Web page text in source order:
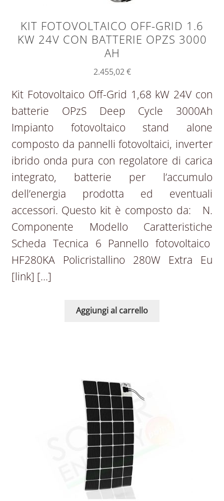
KIT FOTOVOLTAICO OFF-GRID 1.6
KW 24V CON BATTERIE OPZS 3000
AH
2.455,02€
Kit Fotovoltaico Off-Grid 1,68 kW 24V con
batterie OPzS Deep Cycle 3000Ah
Impianto fotovoltaico stand alone
composto da pannelli fotovoltaici, inverter
ibrido onda pura con regolatore di carica
integrato, batterie per l’accumulo
dell’energia prodotta ed eventuali
accessori. Questo kit è composto da: N.
Componente Modello Caratteristiche
Scheda Tecnica 6 Pannello fotovoltaico
HF280KA Policristallino 280W Extra Eu
[link] […]
Aggiungi al carrello